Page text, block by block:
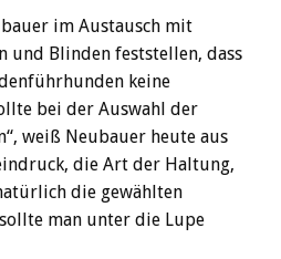
im Austausch mit
und Blinden feststellen, dass
keine
bei der Auswahl der
weiß Neubauer heute aus
die Art der Haltung,
die gewählten
man unter die Lupe